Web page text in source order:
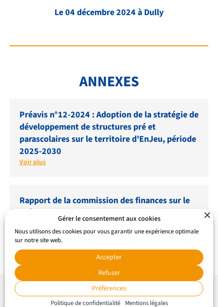
RECRUTEMENT
Le 04 décembre 2024 à Dully
ANNEXES
Préavis n°12-2024 : Adoption de la stratégie de
développement de structures pré et
parascolaires sur le territoire d'EnJeu, période
2025-2030
Voir plus
Rapport de la commission des finances sur le
préavis n° 12/ 2024Gérer le consentement aux cookies
Nous utilisons des cookies pour vous garantir une expérience optimale
sur notre site web.
Accepter
Refuser
Préférences
Politique de confidentialité Mentions légales